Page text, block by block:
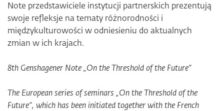
Note przedstawiciele instytucji partnerskich prezentują
swoje refleksje na tematy różnorodności i
międzykulturowości w odniesieniu do aktualnych
zmian w ich krajach.
8th Genshagener Note „On the Threshold of the Future“
The European series of seminars „On the Threshold of the
Future“, which has been initiated together with the French